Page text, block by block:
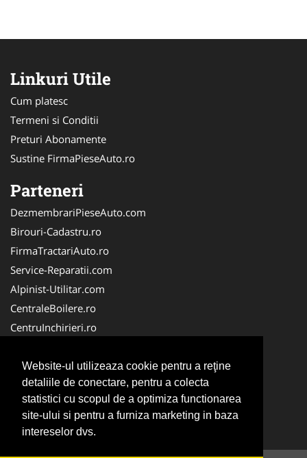
Website-ul utilizeaza cookie pentru a reţine
detaliile de conectare, pentru a colecta
statistici cu scopul de a optimiza functionarea
site-ului si pentru a furniza marketing in baza
intereselor dvs.
Linkuri Utile
Cum platesc
Termeni si Conditii
Preturi Abonamente
Sustine FirmaPieseAuto.ro
Parteneri
DezmembrariPieseAuto.com
Birouri-Cadastru.ro
FirmaTractariAuto.ro
Service-Reparatii.com
Alpinist-Utilitar.com
CentraleBoilere.ro
CentruInchirieri.ro
Cardiologul.ro
CramaVinuri.ro
Medic-Bun.com
NonStopDeschis.ro